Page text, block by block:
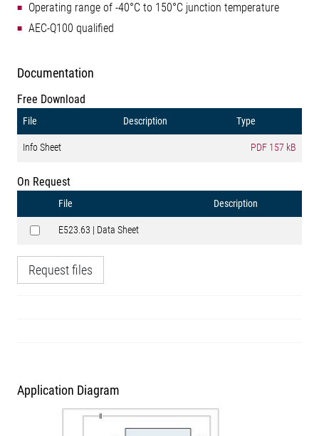
Operating range of -40°C to 150°C junction temperature
AEC-Q100 qualified
Documentation
Free Download
File Description Type
Info Sheet PDF 157 kB
On Request
File Description
E523.63 | Data Sheet
Request files
Application Diagram